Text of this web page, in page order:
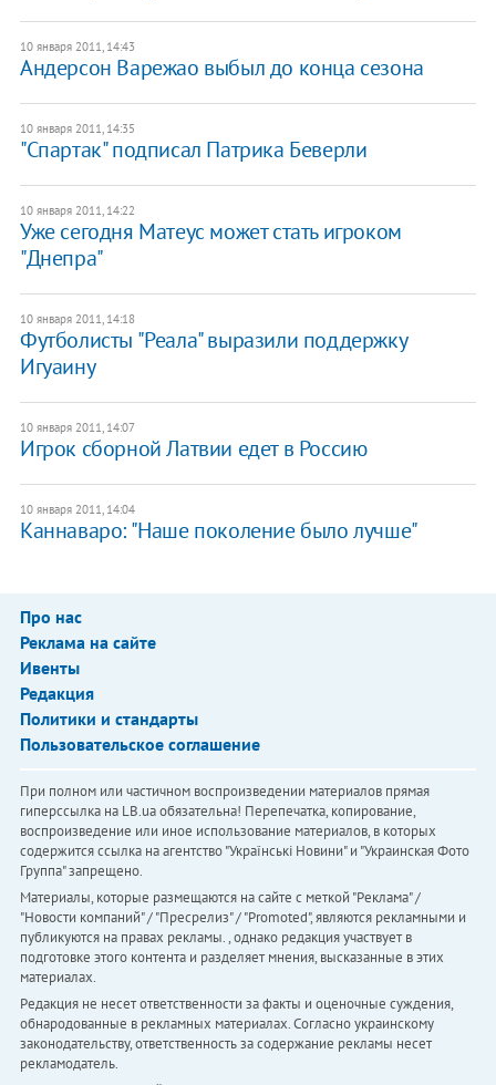
10 января 2011, 14:43
Андерсон Варежао выбыл до конца сезона
10 января 2011, 14:35
"Спартак" подписал Патрика Беверли
10 января 2011, 14:22
Уже сегодня Матеус может стать игроком
"Днепра"
10 января 2011, 14:18
Футболисты "Реала" выразили поддержку
Игуаину
10 января 2011, 14:07
Игрок сборной Латвии едет в Россию
10 января 2011, 14:04
Каннаваро: "Наше поколение было лучше"
Про нас
Реклама на сайте
Ивенты
Редакция
Политики и стандарты
Пользовательское соглашение
При полном или частичном воспроизведении материалов прямая
гиперссылка на LB.ua обязательна! Перепечатка, копирование,
воспроизведение или иное использование материалов, в которых
содержится ссылка на агентство "Українськi Новини" и "Украинская Фото
Группа" запрещено.
Материалы, которые размещаются на сайте с меткой "Реклама" /
"Новости компаний" / "Пресрелиз" / "Promoted", являются рекламными и
публикуются на правах рекламы. , однако редакция участвует в
подготовке этого контента и разделяет мнения, высказанные в этих
материалах.
Редакция не несет ответственности за факты и оценочные суждения,
обнародованные в рекламных материалах. Согласно украинскому
законодательству, ответственность за содержание рекламы несет
рекламодатель.